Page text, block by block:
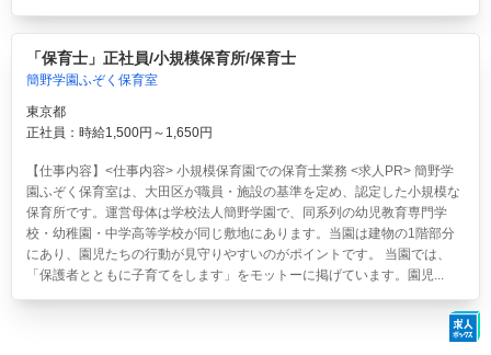
「保育士」正社員/小規模保育所/保育士
簡野学園ふぞく保育室
東京都
正社員：時給1,500円～1,650円
【仕事内容】<仕事内容> 小規模保育園での保育士業務 <求人PR> 簡野学
園ふぞく保育室は、大田区が職員・施設の基準を定め、認定した小規模な
保育所です。運営母体は学校法人簡野学園で、同系列の幼児教育専門学
校・幼稚園・中学高等学校が同じ敷地にあります。当園は建物の1階部分
にあり、園児たちの行動が見守りやすいのがポイントです。 当園では、
「保護者とともに子育てをします」をモットーに掲げています。園児...